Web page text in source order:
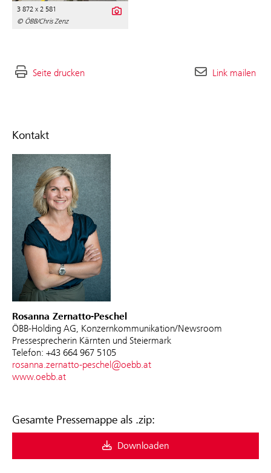
Kontakt
Rosanna Zernatto-Peschel
ÖBB-Holding AG, Konzernkommunikation/Newsroom
Pressesprecherin Kärnten und Steiermark
Telefon: +43 664 967 5105
rosanna.zernatto-peschel@oebb.at
www.oebb.at
Gesamte Pressemappe als .zip:
Downloaden
3 872 x 2 581
© ÖBB/Chris Zenz
Seite drucken Link mailen